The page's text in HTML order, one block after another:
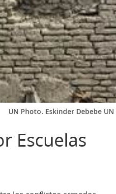
UN Photo. Eskinder Debebe
Escuelas